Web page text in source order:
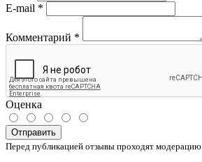
E-mail *
Комментарий *
Оценка
Отправить
Перед публикацией отзывы проходят модерацию